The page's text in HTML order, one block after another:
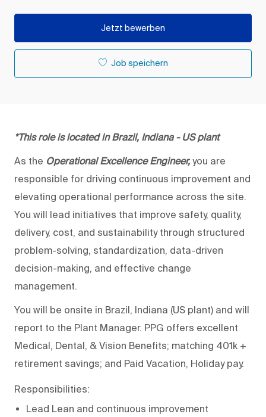
Jetzt bewerben
Job speichern
*This role is located in Brazil, Indiana - US plant
As the Operational Excellence Engineer,you are
responsible for driving continuous improvement and
elevating operational performance across the site.
You will lead initiatives that improve safety, quality,
delivery, cost, and sustainability through structured
problem-solving, standardization, data-driven
decision-making, and effective change
management.
You will be onsite in Brazil, Indiana (US plant) and will
report to the Plant Manager. PPG offers excellent
Medical, Dental, & Vision Benefits; matching 401k +
retirement savings; and Paid Vacation, Holiday pay.
Responsibilities:
Lead Lean and continuous improvement